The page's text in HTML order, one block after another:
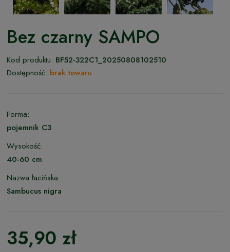
Bez czarny SAMPO
Kod produktu: BF52-322C1_20250808102510
Dostępność: brak towaru
Forma:
pojemnik C3
Wysokość:
40-60 cm
Nazwa łacińska:
Sambucus nigra
35,90 zł